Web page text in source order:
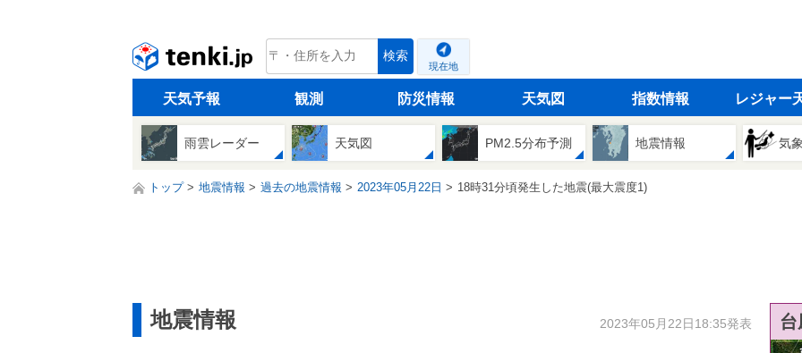
tenki.jp 検索
現在地
天気予報 観測 防災情報 天気図 指数情報 レジャー
雨雲レーダー 天気図 PM2.5分布予測 地震情報 気
トップ 地震情報 過去の地震情報 2023年05月22日 18時31分頃発生した地震(最大震度1)
地震情報 2023年05月22日18:35発表